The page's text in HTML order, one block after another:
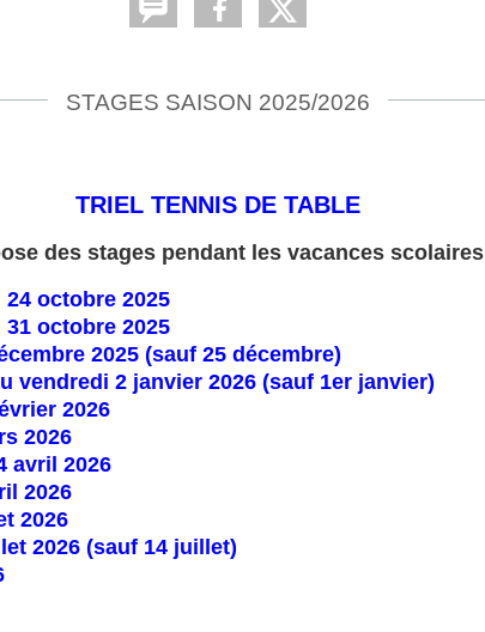
STAGES SAISON 2025/2026
TRIEL TENNIS DE TABLE
des stages pendant les vacances scolaires
octobre 2025
octobre 2025
2025 (sauf 25 décembre)
vendredi 2 janvier 2026 (sauf 1er janvier)
2026
2026
avril 2026
2026
2026
2026 (sauf 14 juillet)